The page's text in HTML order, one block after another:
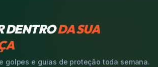
DENTRODA SUA
golpes e guias de proteção toda semana.